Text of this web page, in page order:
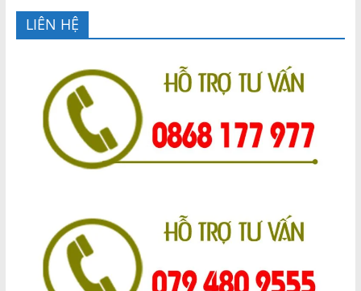
LIÊN HỆ